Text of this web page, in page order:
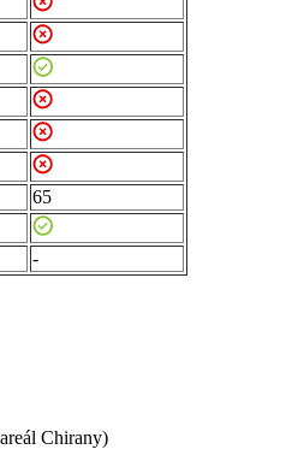
65
-
Chirany)